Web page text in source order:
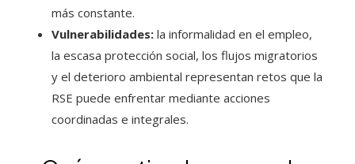
más constante.
Vulnerabilidades: la informalidad en el empleo,
la escasa protección social, los flujos migratorios
y el deterioro ambiental representan retos que la
RSE puede enfrentar mediante acciones
coordinadas e integrales.